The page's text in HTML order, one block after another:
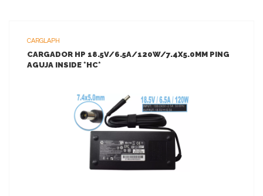
CARGLAPH
CARGADOR HP 18.5V/6.5A/120W/7.4X5.0MM PING
AGUJA INSIDE *HC*
VER MAS
AGREGAR AL CARRITO